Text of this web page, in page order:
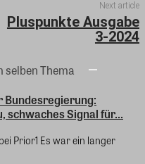
Next article
Pluspunkte Ausgabe
3-2024
selben Thema
schwaches Signal für...
Prior1 Es war ein langer